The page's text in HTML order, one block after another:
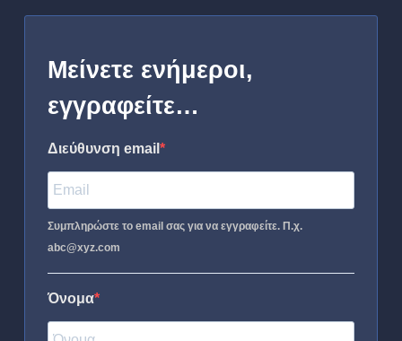
Μείνετε ενήμεροι,
εγγραφείτε…
Διεύθυνση email
Συμπληρώστε το email σας για να εγγραφείτε. Π.χ.
abc@xyz.com
Όνομα